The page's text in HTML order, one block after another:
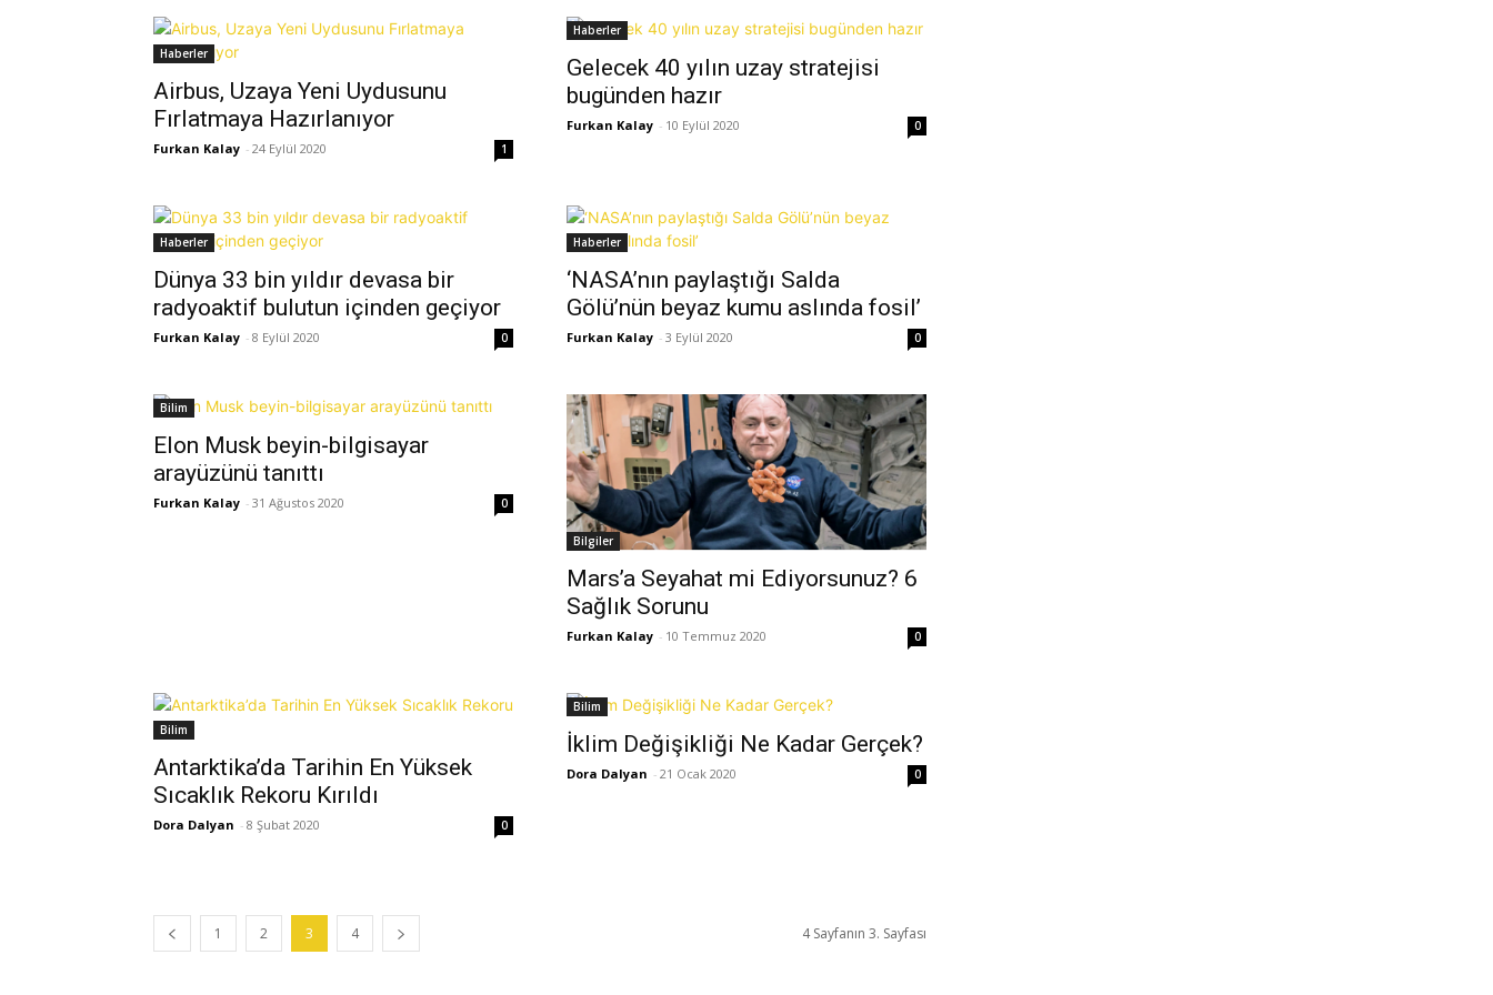
Haberler
Airbus, Uzaya Yeni Uydusunu
Fırlatmaya Hazırlanıyor
Furkan Kalay - 24 Eylül 2020 1
Haberler
Gelecek 40 yılın uzay stratejisi
bugünden hazır
Furkan Kalay - 10 Eylül 2020 0
Haberler
Dünya 33 bin yıldır devasa bir
radyoaktif bulutun içinden geçiyor
Furkan Kalay - 8 Eylül 2020 0
Haberler
‘NASA’nın paylaştığı Salda
Gölü’nün beyaz kumu aslında fosil’
Furkan Kalay - 3 Eylül 2020 0
Bilim
Elon Musk beyin-bilgisayar
arayüzünü tanıttı
Furkan Kalay - 31 Ağustos 2020 0
Bilgiler
Mars’a Seyahat mi Ediyorsunuz? 6
Sağlık Sorunu
Furkan Kalay - 10 Temmuz 2020 0
Bilim
Antarktika’da Tarihin En Yüksek
Sıcaklık Rekoru Kırıldı
Dora Dalyan - 8 Şubat 2020 0
Bilim
İklim Değişikliği Ne Kadar Gerçek?
Dora Dalyan - 21 Ocak 2020 0
1 2 3 4 4 Sayfanın 3. Sayfası